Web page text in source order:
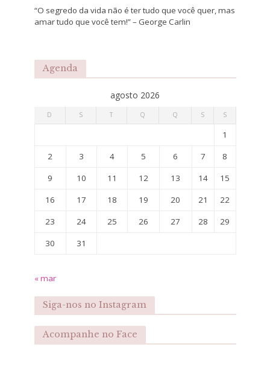
“O segredo da vida não é ter tudo que você quer, mas
amar tudo que você tem!” – George Carlin
Agenda
agosto 2026
D S T Q Q S S
1
2
3 4 5 6 7
8
9
10 11 12 13 14
15
16
17 18 19 20 21
22
23
24 25 26 27 28
29
30
31
« mar
Siga-nos no Instagram
Acompanhe no Face